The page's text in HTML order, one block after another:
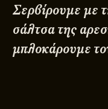
Σερβίρουμε με
σάλτσα της
μπλοκάρουμε